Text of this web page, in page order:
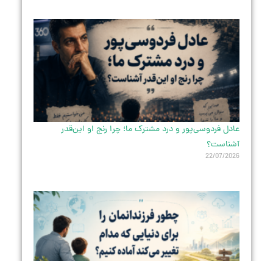
عادل فردوسی‌پور و درد مشترک ما؛ چرا رنج او این‌قدر
آشناست؟
22/07/2026